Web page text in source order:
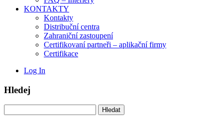
KONTAKTY
Kontakty
Distribuční centra
Zahraniční zastoupení
Certifikovaní partneři – aplikační firmy
Certifikace
Log In
Hledej